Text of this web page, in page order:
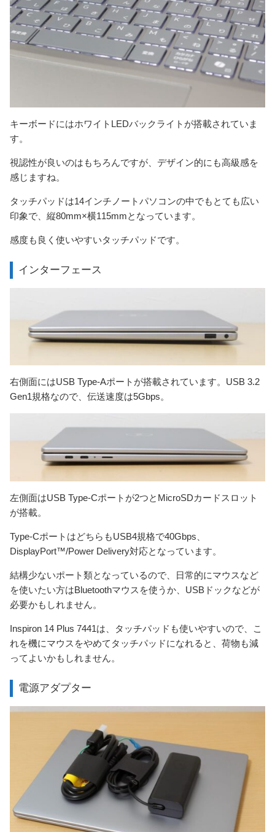
キーボードにはホワイトLEDバックライトが搭載されていま
す。
視認性が良いのはもちろんですが、デザイン的にも高級感を
感じますね。
タッチパッドは14インチノートパソコンの中でもとても広い
印象で、縦80mm×横115mmとなっています。
感度も良く使いやすいタッチパッドです。
インターフェース
右側面にはUSB Type-Aポートが搭載されています。USB 3.2
Gen1規格なので、伝送速度は5Gbps。
左側面はUSB Type-Cポートが2つとMicroSDカードスロット
が搭載。
Type-CポートはどちらもUSB4規格で40Gbps、
DisplayPort™/Power Delivery対応となっています。
結構少ないポート類となっているので、日常的にマウスなど
を使いたい方はBluetoothマウスを使うか、USBドックなどが
必要かもしれません。
Inspiron 14 Plus 7441は、タッチパッドも使いやすいので、こ
れを機にマウスをやめてタッチパッドになれると、荷物も減
ってよいかもしれません。
電源アダプター